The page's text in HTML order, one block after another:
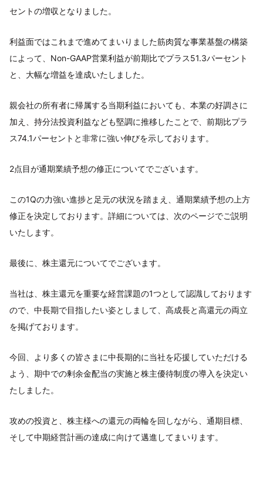
セントの増収となりました。
利益面ではこれまで進めてまいりました筋肉質な事業基盤の構築
によって、Non-GAAP営業利益が前期比でプラス51.3パーセント
と、大幅な増益を達成いたしました。
親会社の所有者に帰属する当期利益においても、本業の好調さに
加え、持分法投資利益なども堅調に推移したことで、前期比プラ
ス74.1パーセントと非常に強い伸びを示しております。
2点目が通期業績予想の修正についてでございます。
この1Qの力強い進捗と足元の状況を踏まえ、通期業績予想の上方
修正を決定しております。詳細については、次のページでご説明
いたします。
最後に、株主還元についてでございます。
当社は、株主還元を重要な経営課題の1つとして認識しております
ので、中長期で目指したい姿としまして、高成長と高還元の両立
を掲げております。
今回、より多くの皆さまに中長期的に当社を応援していただける
よう、期中での剰余金配当の実施と株主優待制度の導入を決定い
たしました。
攻めの投資と、株主様への還元の両輪を回しながら、通期目標、
そして中期経営計画の達成に向けて邁進してまいります。